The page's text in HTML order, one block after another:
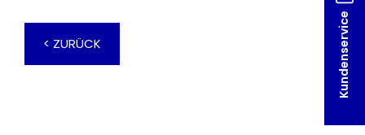
Kundenservice
< ZURÜCK